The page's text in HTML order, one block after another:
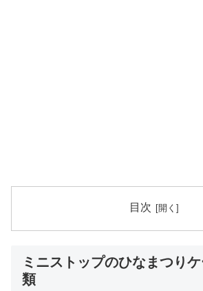
目次
ミニストップのひなまつり
類